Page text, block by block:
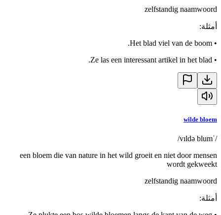
zelfstandig naamwoord
أمثلة:
•
Het blad viel van de boom.
•
Ze las een interessant artikel in het blad.
wilde bloem
/ˈvɪldə blum/
een bloem die van nature in het wild groeit en niet door mensen
wordt gekweekt
zelfstandig naamwoord
أمثلة: